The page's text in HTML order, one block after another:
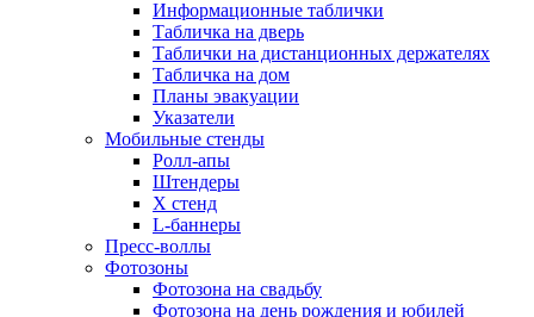
Информационные таблички
Табличка на дверь
Таблички на дистанционных держателях
Табличка на дом
Планы эвакуации
Указатели
Мобильные стенды
Ролл-апы
Штендеры
Х стенд
L-баннеры
Пресс-воллы
Фотозоны
Фотозона на свадьбу
Фотозона на день рождения и юбилей